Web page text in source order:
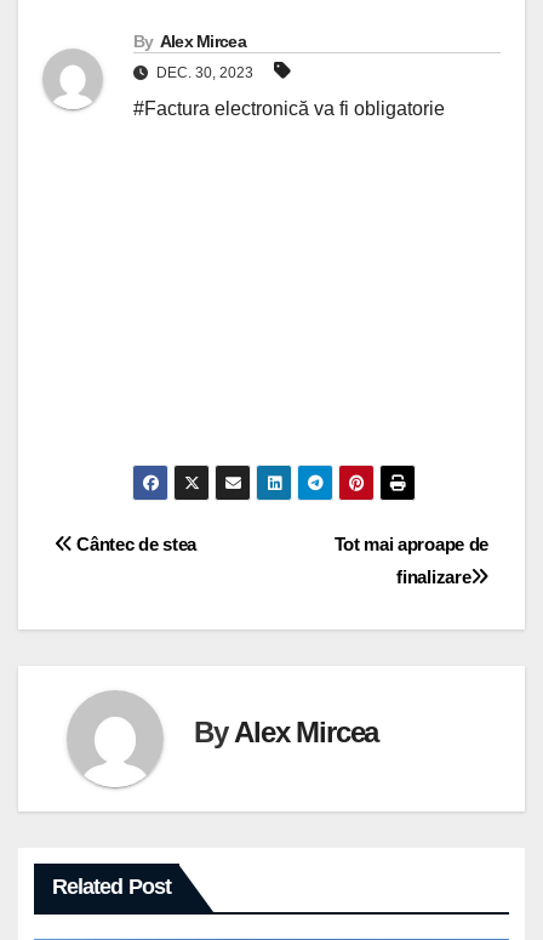
By Alex Mircea
DEC. 30, 2023
#Factura electronică va fi obligatorie
Navigare
Tot mai aproape de
finalizare
Cântec de stea
ByAlex Mircea
Related Post